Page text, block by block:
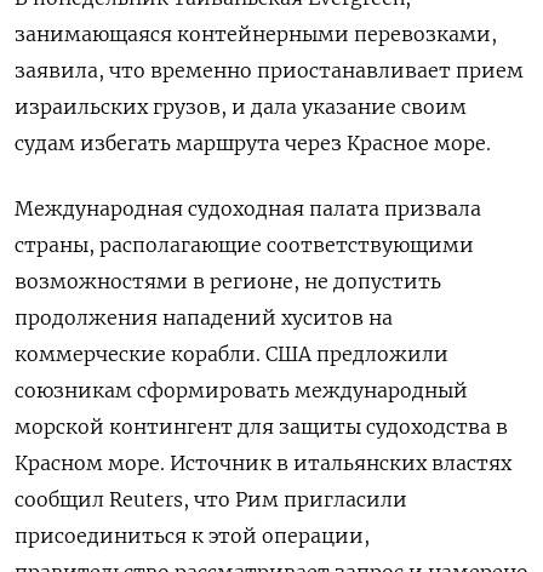
занимающаяся контейнерными перевозками,
заявила, что временно приостанавливает прием
израильских грузов, и дала указание своим
судам избегать маршрута через Красное море.
Международная судоходная палата призвала
страны, располагающие соответствующими
возможностями в регионе, не допустить
продолжения нападений хуситов на
коммерческие корабли. США предложили
союзникам сформировать международный
морской контингент для защиты судоходства в
Красном море. Источник в итальянских властях
сообщил Reuters, что Рим пригласили
присоединиться к этой операции,